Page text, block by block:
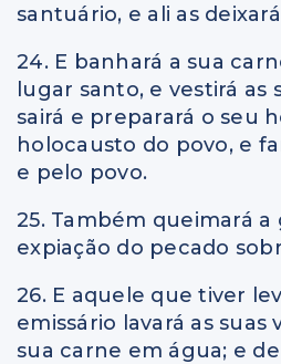
santuário, e ali as
24. E banhará a sua
lugar santo, e vestirá as
sairá e preparará o seu
holocausto do povo, e
e pelo povo.
25. Também queimará a
expiação do pecado
26. E aquele que tiver
emissário lavará as suas
sua carne em água; e